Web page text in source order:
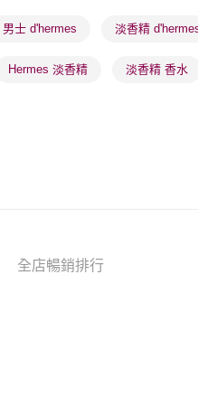
男士 d'hermes 淡香精
Hermes 淡香精 淡香精 香水
全店暢銷排行